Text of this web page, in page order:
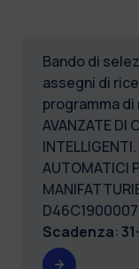
Bando di
assegni di
programma di
AVANZATE DI
AUTOMATICI
Scadenza: